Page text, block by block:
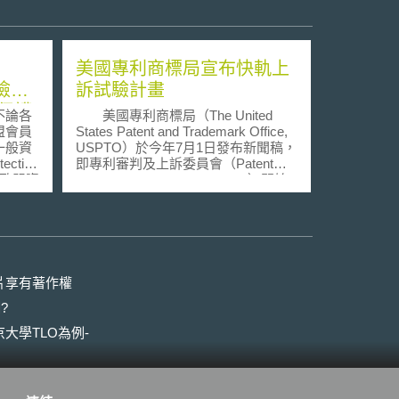
視
護
各
會員
般資
盟資
步應
。
業自
-12
美國專利商標局宣布快軌上
訴試驗計畫
美國專利商標局（The United
States Patent and Trademark Office,
USPTO）於今年7月1日發布新聞稿，
即專利審判及上訴委員會（Patent
Trial and Appeal Board, PTAB）開始
加速處理單方上訴的計畫。該計畫名
前單方面上訴的裁決時間平均約14個
月，因此，對於申請該計畫的人來
個月。惟申請該計畫所需費用為400
享有著作權
大學TLO為例-